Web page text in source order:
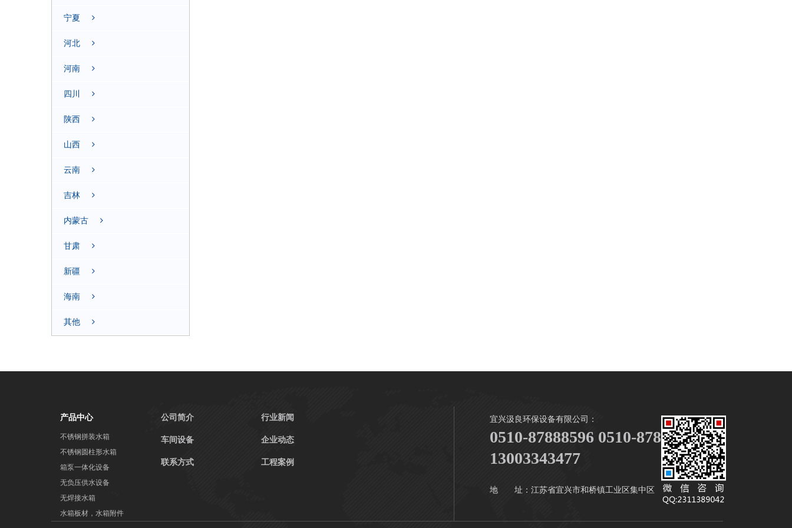
宁夏
河北
河南
四川
陕西
山西
云南
吉林
内蒙古
甘肃
新疆
海南
其他
产品中心
不锈钢拼装水箱
不锈钢圆柱形水箱
箱泵一体化设备
无负压供水设备
无焊接水箱
水箱板材，水箱附件
公司简介
车间设备
联系方式
行业新闻
企业动态
工程案例
宜兴汲良环保设备有限公司：
0510-87888596 0510-87888916
13003343477
地 址：江苏省宜兴市和桥镇工业区集中区